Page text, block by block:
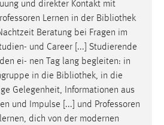
und direkter Kontakt mit
Lernen in der Bibliothek
Beratung bei Fragen im
und Career [...] Studierende
ei- nen Tag lang begleiten: in
in die Bibliothek, in die
Gelegenheit, Informationen aus
und Impulse [...] und Professoren
dich von der modernen